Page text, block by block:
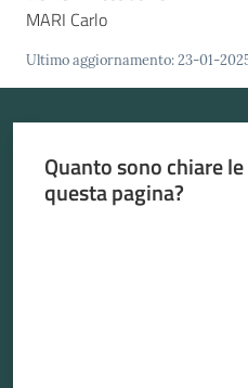
MARI Carlo
Ultimo aggiornamento:23-01-
Quanto sono chiare
questa pagina?